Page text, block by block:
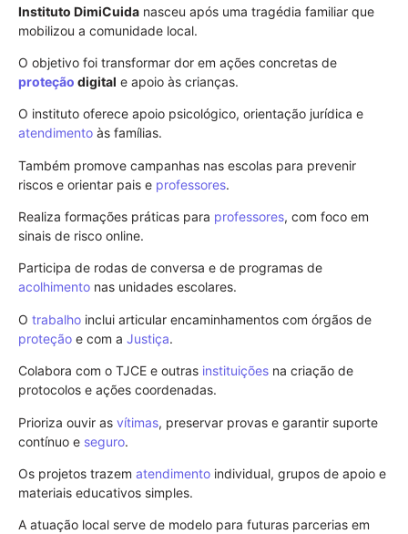
Instituto DimiCuida nasceu após uma tragédia familiar que
mobilizou a comunidade local.
O objetivo foi transformar dor em ações concretas de
proteção digital e apoio às crianças.
O instituto oferece apoio psicológico, orientação jurídica e
atendimento às famílias.
Também promove campanhas nas escolas para prevenir
riscos e orientar pais e professores.
Realiza formações práticas para professores, com foco em
sinais de risco online.
Participa de rodas de conversa e de programas de
acolhimento nas unidades escolares.
O trabalho inclui articular encaminhamentos com órgãos de
proteção e com a Justiça.
Colabora com o TJCE e outras instituições na criação de
protocolos e ações coordenadas.
Prioriza ouvir as vítimas, preservar provas e garantir suporte
contínuo e seguro.
Os projetos trazem atendimento individual, grupos de apoio e
materiais educativos simples.
A atuação local serve de modelo para futuras parcerias em